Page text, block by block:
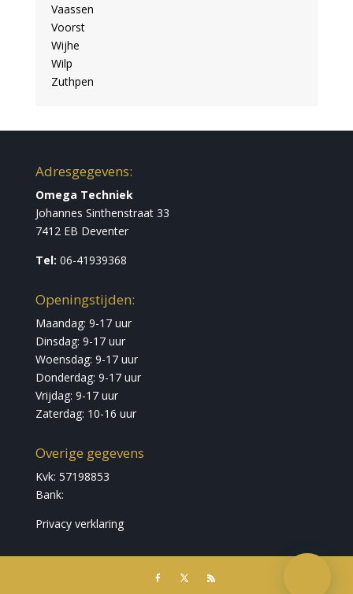
Vaassen
Voorst
Wijhe
Wilp
Zuthpen
Adresgegevens:
Omega Techniek
Johannes Sinthenstraat 33
7412 EB Deventer
Tel: 06-41939368
Openingstijden:
Maandag: 9-17 uur
Dinsdag: 9-17 uur
Woensdag: 9-17 uur
Donderdag: 9-17 uur
Vrijdag: 9-17 uur
Zaterdag: 10-16 uur
Overige gegevens
Kvk: 57198853
Bank:
Privacy verklaring